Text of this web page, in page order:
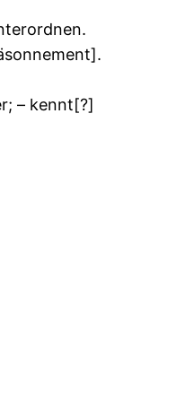
– kennt[?]